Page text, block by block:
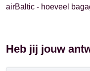
airBaltic - hoeveel
Heb jij jouw